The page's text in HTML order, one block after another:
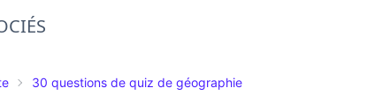
30 questions de quiz de géographie